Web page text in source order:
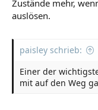
Zustände mehr,
auslösen.
paisley schrieb:
Einer der
mit auf den Weg